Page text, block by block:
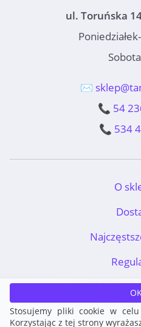
ul. Toruńska
✉️
📞 54
📞 534
O
Stosujemy pliki cookie w celu
Korzystając z tej strony